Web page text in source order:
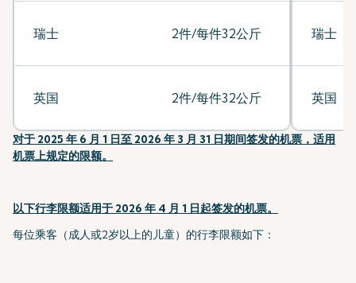
瑞士 2件/每件32公斤
英国 2件/每件32公斤
瑞士
英国
对于 2025 年 6 月 1 日至 2026 年 3 月 31 日期间签发的机票，适用
机票上规定的限额。
以下行李限额适用于 2026 年 4 月 1 日起签发的机票。
每位乘客（成人或2岁以上的儿童）的行李限额如下：